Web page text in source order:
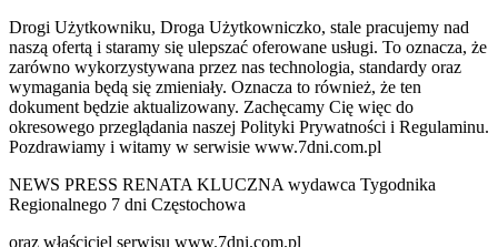
Drogi Użytkowniku, Droga Użytkowniczko, stale pracujemy nad
naszą ofertą i staramy się ulepszać oferowane usługi. To oznacza, że
zarówno wykorzystywana przez nas technologia, standardy oraz
wymagania będą się zmieniały. Oznacza to również, że ten
dokument będzie aktualizowany. Zachęcamy Cię więc do
okresowego przeglądania naszej Polityki Prywatności i Regulaminu.
Pozdrawiamy i witamy w serwisie www.7dni.com.pl
NEWS PRESS RENATA KLUCZNA wydawca Tygodnika
Regionalnego 7 dni Częstochowa
oraz właściciel serwisu www.7dni.com.pl